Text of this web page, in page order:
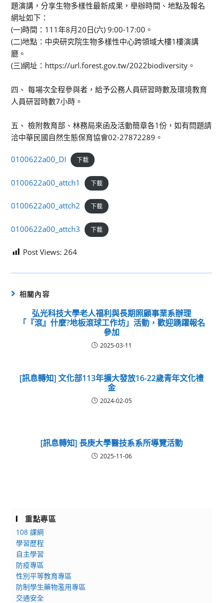
題演講，分享生物多樣性最新成果，舉辦時間、地點及報名
網址如下：
(一)時間：111年8月20日(六) 9:00-17:00。
(二)地點：中央研究院生物多樣性中心跨領域大樓1樓演講
廳。
(三)網址：https://url.forest.gov.tw/2022biodiversity。
四、 每場次全程參與者，給予公務人員研習時數及環境教育
人員研習時數7小時。
五、 檢附教育部、林務局來函及活動簡章各1份，如有問題請
洽中華民國自然生態保育協會02-27872289。
0100622a00_DI 下載
0100622a00_attch1 下載
0100622a00_attch2 下載
0100622a00_attch3 下載
Post Views: 264
相關內容
弘光科技大學老人福利與長期照顧事業系辦理
「『滾』什麼?地板滾球工作坊」活動，歡迎踴躍報名
參加
2025-03-11
[訊息轉知] 文化部113年擴大發放16-22歲青年文化禮
金
2024-02-05
[訊息轉知] 長庚大學醫技系系所導覽活動
2025-11-06
重點專區
108 課綱
學習歷程
自主學習
防疫專區
性別平等教育專區
防制學生藥物濫用專區
交通安全